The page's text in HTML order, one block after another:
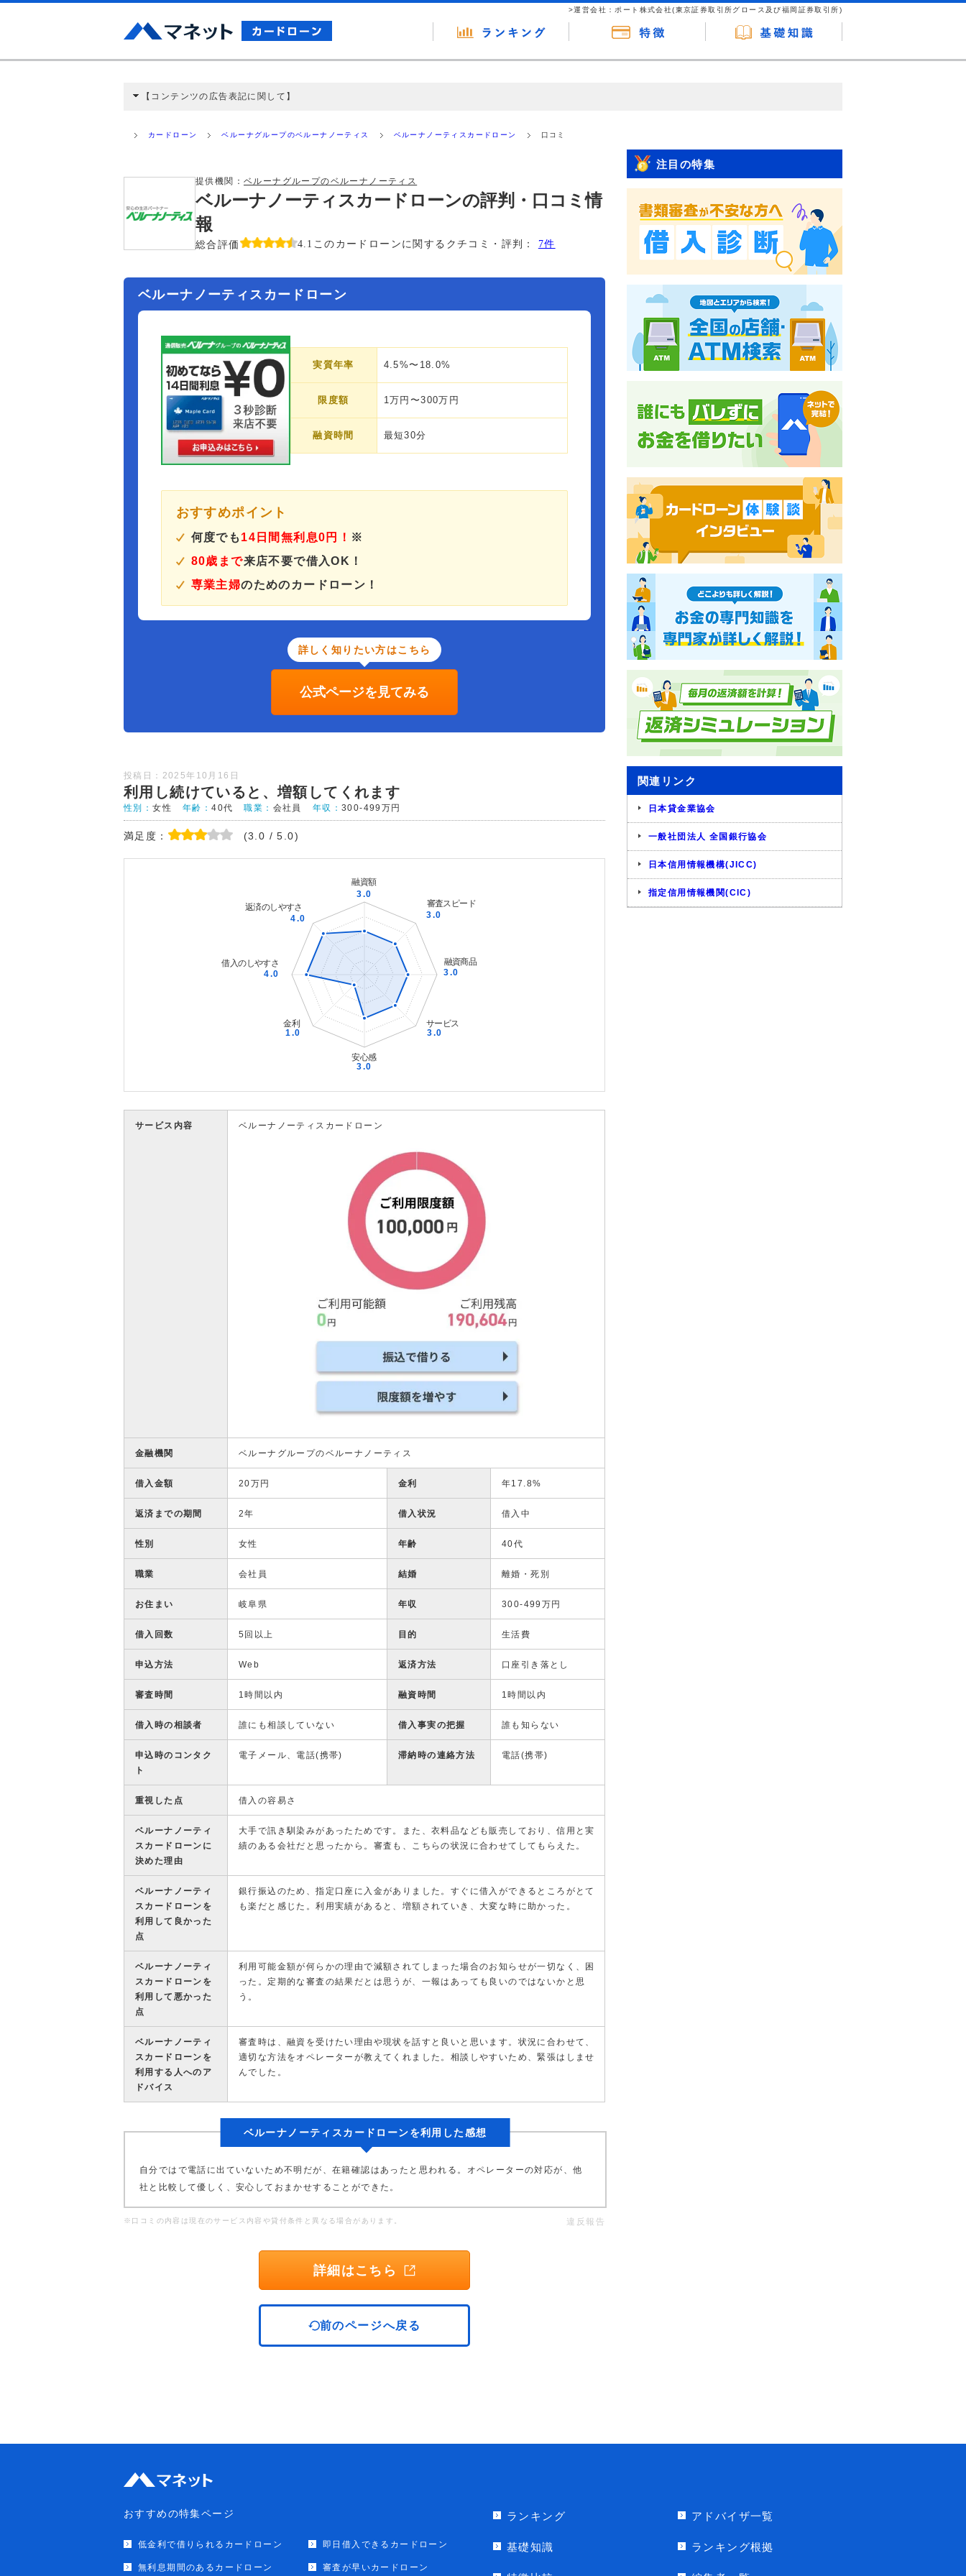
>運営会社：ポート株式会社(東京証券取引所グロース及び福岡証券取引所)
【コンテンツの広告表記に関して】
ミ収集などに基づき、公平性を担保した情報提供を行っています。
カードローン ベルーナグループのベルーナノーティス ベルーナノーティスカードローン 口コミ
提供機関： ベルーナグループのベルーナノーティス
ベルーナノーティスカードローンの評判・口コミ情
報
総合評価 4.1 このカードローンに関するクチコミ・評判： 7件
ベルーナノーティスカードローン
実質年率 4.5%〜18.0%
限度額 1万円〜300万円
融資時間 最短30分
おすすめポイント
何度でも 14日間無利息0円！ ※
80歳まで来店不要で借入OK！
専業主婦のためのカードローン！
詳しく知りたい方はこちら
公式ページを見てみる
投稿日：2025年10月16日
利用し続けていると、増額してくれます
性別：女性 年齢：40代 職業： 会社員 年収：300-499万円
満足度： (3.0 / 5.0)
サービス内容 ベルーナノーティスカードローン
金融機関 ベルーナグループのベルーナノーティス
借入金額 20万円 金利 年17.8%
返済までの期間 2年 借入状況 借入中
性別 女性 年齢 40代
職業 会社員 結婚 離婚・死別
お住まい 岐阜県 年収 300-499万円
借入回数 5回以上 目的 生活費
申込方法 Web 返済方法 口座引き落とし
審査時間 1時間以内 融資時間 1時間以内
借入時の相談者 誰にも相談していない 借入事実の把握 誰も知らない
申込時のコンタク
ト
電子メール、電話(携帯) 滞納時の連絡方法 電話(携帯)
重視した点 借入の容易さ
ベルーナノーティ
スカードローンに
決めた理由
大手で訊き馴染みがあったためです。また、衣料品なども販売しており、信用と実
績のある会社だと思ったから。審査も、こちらの状況に合わせてしてもらえた。
ベルーナノーティ
スカードローンを
利用して良かった
点
銀行振込のため、指定口座に入金がありました。すぐに借入ができるところがとて
も楽だと感じた。利用実績があると、増額されていき、大変な時に助かった。
ベルーナノーティ
スカードローンを
利用して悪かった
点
利用可能金額が何らかの理由で減額されてしまった場合のお知らせが一切なく、困
った。定期的な審査の結果だとは思うが、一報はあっても良いのではないかと思
う。
ベルーナノーティ
スカードローンを
利用する人へのア
ドバイス
審査時は、融資を受けたい理由や現状を話すと良いと思います。状況に合わせて、
適切な方法をオペレーターが教えてくれました。相談しやすいため、緊張はしませ
んでした。
ベルーナノーティスカードローンを利用した感想
自分ではで電話に出ていないため不明だが、在籍確認はあったと思われる。オペレーターの対応が、他
社と比較して優しく、安心しておまかせすることができた。
※口コミの内容は現在のサービス内容や貸付条件と異なる場合があります。 違反報告
詳細はこちら
前のページへ戻る
注目の特集
関連リンク
日本貸金業協会
一般社団法人 全国銀行協会
日本信用情報機構(JICC)
指定信用情報機関(CIC)
おすすめの特集ページ
低金利で借りられるカードローン 即日借入できるカードローン
無利息期間のあるカードローン 審査が早いカードローン
ランキング
基礎知識
アドバイザ一覧
ランキング根拠